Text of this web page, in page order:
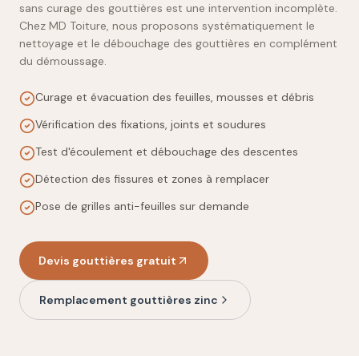
sans curage des gouttières est une intervention incomplète.
Chez MD Toiture, nous proposons systématiquement le
nettoyage et le débouchage des gouttières en complément
du démoussage.
Curage et évacuation des feuilles, mousses et débris
Vérification des fixations, joints et soudures
Test d'écoulement et débouchage des descentes
Détection des fissures et zones à remplacer
Pose de grilles anti-feuilles sur demande
Devis gouttières gratuit
Remplacement gouttières zinc